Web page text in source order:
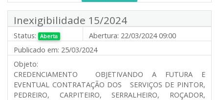
Inexigibilidade 15/2024
Status: Aberta Abertura: 22/03/2024 09:00
Publicado em: 25/03/2024
Objeto:
CREDENCIAMENTO OBJETIVANDO A FUTURA E
EVENTUAL CONTRATAÇÃO DOS SERVIÇOS DE PINTOR,
PEDREIRO, CARPITEIRO, SERRALHEIRO, ROÇADOR,